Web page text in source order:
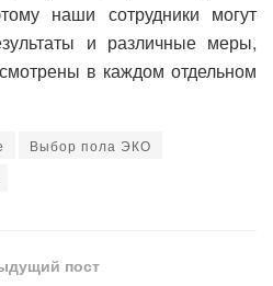
наши сотрудники могут
и различные меры,
в каждом отдельном
Выбор пола ЭКО
пост